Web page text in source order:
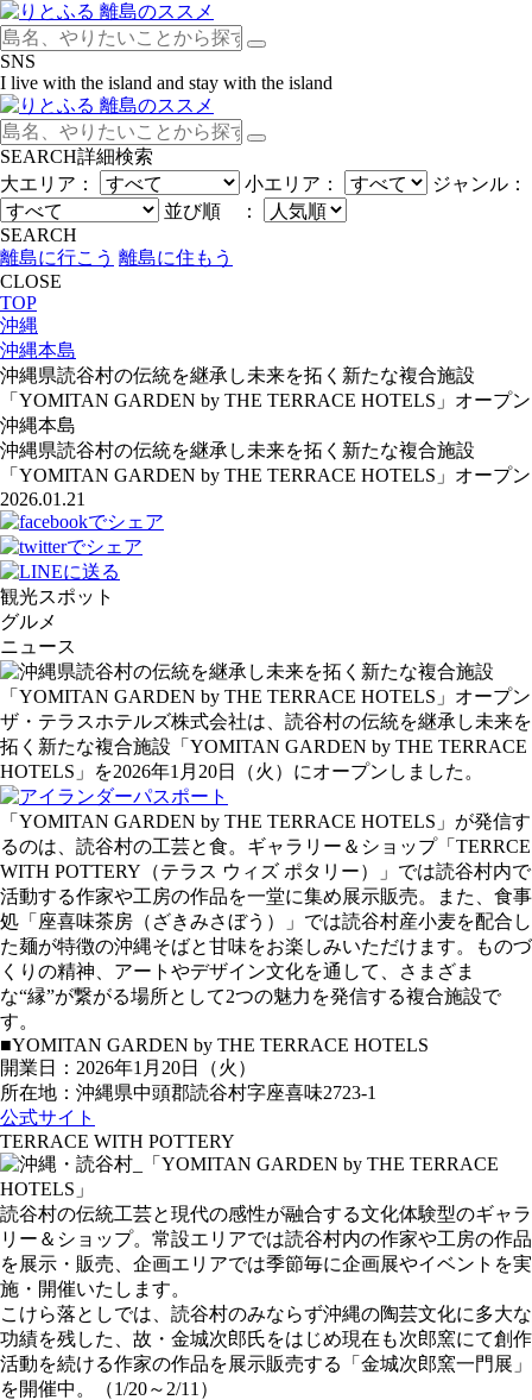
SNS
I live with the island and stay with the island
SEARCH詳細検索
大エリア：
小エリア：
ジャンル：
並び順 ：
SEARCH
離島に行こう 離島に住もう
CLOSE
TOP
沖縄
沖縄本島
沖縄県読谷村の伝統を継承し未来を拓く新たな複合施設
「YOMITAN GARDEN by THE TERRACE HOTELS」オープン
沖縄本島
沖縄県読谷村の伝統を継承し未来を拓く新たな複合施設
「YOMITAN GARDEN by THE TERRACE HOTELS」オープン
2026.01.21
観光スポット
グルメ
ニュース
ザ・テラスホテルズ株式会社は、読谷村の伝統を継承し未来を
拓く新たな複合施設「YOMITAN GARDEN by THE TERRACE
HOTELS」を2026年1月20日（火）にオープンしました。
「YOMITAN GARDEN by THE TERRACE HOTELS」が発信す
るのは、読谷村の工芸と食。ギャラリー＆ショップ「TERRCE
WITH POTTERY（テラス ウィズ ポタリー）」では読谷村内で
活動する作家や工房の作品を一堂に集め展示販売。また、食事
処「座喜味茶房（ざきみさぼう）」では読谷村産小麦を配合し
た麺が特徴の沖縄そばと甘味をお楽しみいただけます。ものづ
くりの精神、アートやデザイン文化を通して、さまざま
な“縁”が繋がる場所として2つの魅力を発信する複合施設で
す。
■YOMITAN GARDEN by THE TERRACE HOTELS
開業日：2026年1月20日（火）
所在地：沖縄県中頭郡読谷村字座喜味2723-1
公式サイト
TERRACE WITH POTTERY
読谷村の伝統工芸と現代の感性が融合する文化体験型のギャラ
リー＆ショップ。常設エリアでは読谷村内の作家や工房の作品
を展示・販売、企画エリアでは季節毎に企画展やイベントを実
施・開催いたします。
こけら落としでは、読谷村のみならず沖縄の陶芸文化に多大な
功績を残した、故・金城次郎氏をはじめ現在も次郎窯にて創作
活動を続ける作家の作品を展示販売する「金城次郎窯一門展」
を開催中。（1/20～2/11）